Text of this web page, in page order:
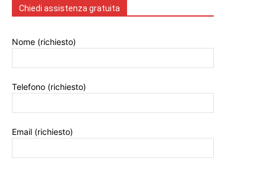
Chiedi assistenza gratuita
Nome (richiesto)
Telefono (richiesto)
Email (richiesto)